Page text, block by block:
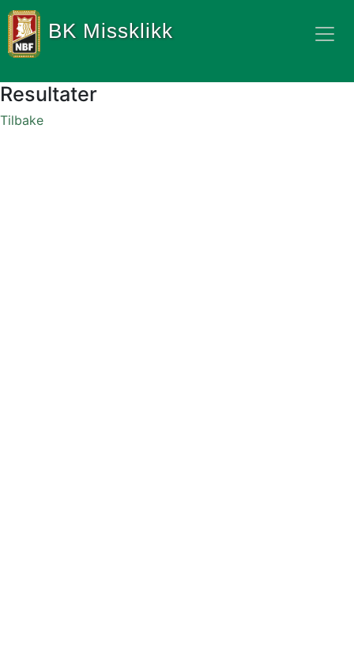
BK Missklikk
Resultater
Tilbake